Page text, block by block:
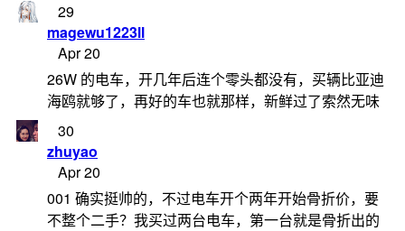
29
magewu1223ll
Apr 20
26W 的电车，开几年后连个零头都没有，买辆比亚迪
海鸥就够了，再好的车也就那样，新鲜过了索然无味
30
zhuyao
Apr 20
001 确实挺帅的，不过电车开个两年开始骨折价，要
不整个二手？我买过两台电车，第一台就是骨折出的